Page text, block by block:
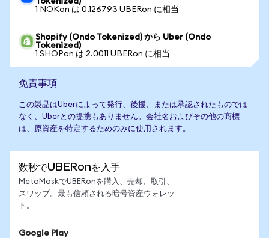
1 NOKon は 0.126793 UBERon に相当
Shopify (Ondo Tokenized) から Uber (Ondo
Tokenized)
1 SHOPon は 2.0011 UBERon に相当
免責事項
この製品はUberによって発行、後援、または承認されたものでは
なく、Uberとの提携もありません。会社名およびその他の商標
は、原資産を特定するためのみに使用されます。
数秒でUBERonを入手
MetaMaskでUBERonを購入、売却、取引、
スワップ。最も信頼される暗号資産ウォレッ
ト。
Google Play